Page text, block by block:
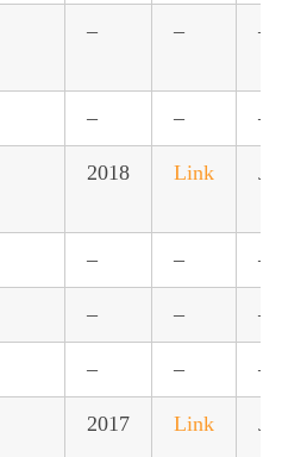
– – –
– – –
2018 Link Ja
– – –
– – –
– – –
2017 Link Ja